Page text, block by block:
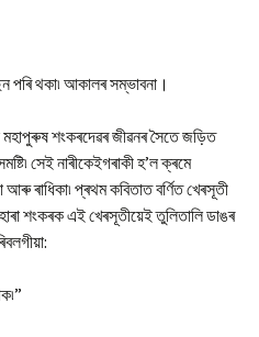
পৰি থকা৷ আকালৰ সম্ভাবনা।
মহাপুৰুষ শংকৰদেৱৰ জীৱনৰ সৈতে জড়িত
সেই নাৰীকেইগৰাকী হ’ল ক্ৰমে
আৰু ৰাধিকা৷ প্ৰথম কবিতাত বৰ্ণিত খেৰসূতী
শংকৰক এই খেৰসূতীয়েই তুলিতালি ডাঙৰ